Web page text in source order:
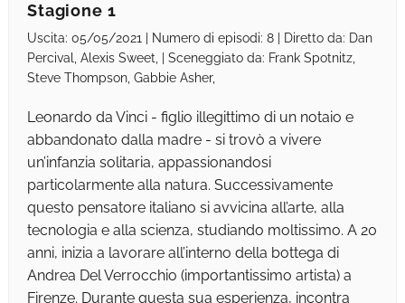
Stagione 1
Uscita: 05/05/2021 | Numero di episodi: 8 | Diretto da: Dan
Percival, Alexis Sweet, | Sceneggiato da: Frank Spotnitz,
Steve Thompson, Gabbie Asher,
Leonardo da Vinci - figlio illegittimo di un notaio e
abbandonato dalla madre - si trovò a vivere
un’infanzia solitaria, appassionandosi
particolarmente alla natura. Successivamente
questo pensatore italiano si avvicina all’arte, alla
tecnologia e alla scienza, studiando moltissimo. A 20
anni, inizia a lavorare all’interno della bottega di
Andrea Del Verrocchio (importantissimo artista) a
Firenze. Durante questa sua esperienza, incontra